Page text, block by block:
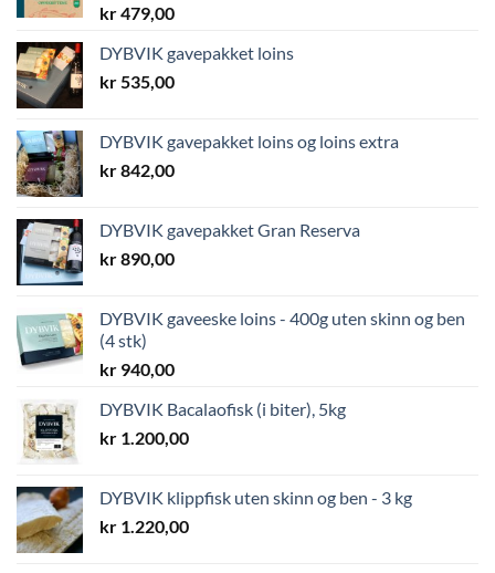
kr479,00
DYBVIK gavepakket loins
kr 535,00
DYBVIK gavepakket loins og loins extra
kr842,00
DYBVIK gavepakket Gran Reserva
kr890,00
DYBVIK gaveeske loins - 400g uten skinn og ben
(4 stk)
kr 940,00
DYBVIK Bacalaofisk (i biter), 5kg
kr 1.200,00
DYBVIK klippfisk uten skinn og ben - 3 kg
kr 1.220,00